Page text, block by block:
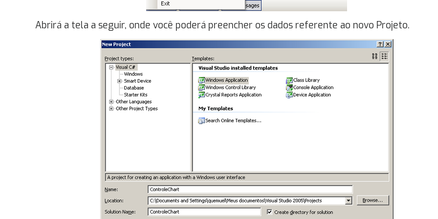
Abrirá a tela a seguir, onde você poderá preencher os dados referente ao novo Projeto.